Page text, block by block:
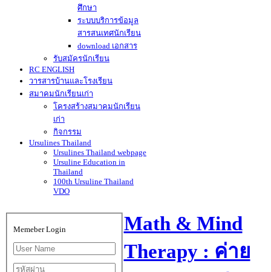
ศึกษา
ระบบบริการข้อมูล
สารสนเทศนักเรียน
download เอกสาร
รับสมัครนักเรียน
RC ENGLISH
วารสารบ้านและโรงเรียน
สมาคมนักเรียนเก่า
โครงสร้างสมาคมนักเรียน
เก่า
กิจกรรม
Ursulines Thailand
Ursulines Thailand webpage
Ursuline Education in
Thailand
100th Ursuline Thailand
VDO
Memeber Login
Math & Mind
Therapy : ค่าย